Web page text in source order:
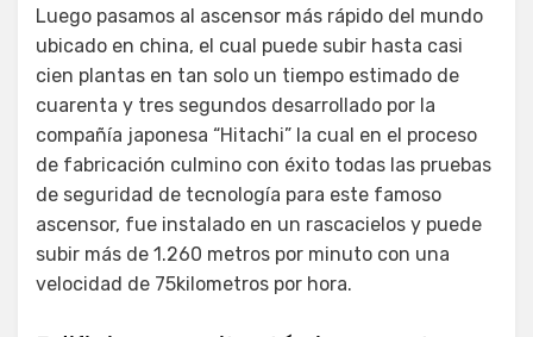
Luego pasamos al ascensor más rápido del mundo
ubicado en china, el cual puede subir hasta casi
cien plantas en tan solo un tiempo estimado de
cuarenta y tres segundos desarrollado por la
compañía japonesa “Hitachi” la cual en el proceso
de fabricación culmino con éxito todas las pruebas
de seguridad de tecnología para este famoso
ascensor, fue instalado en un rascacielos y puede
subir más de 1.260 metros por minuto con una
velocidad de 75kilometros por hora.